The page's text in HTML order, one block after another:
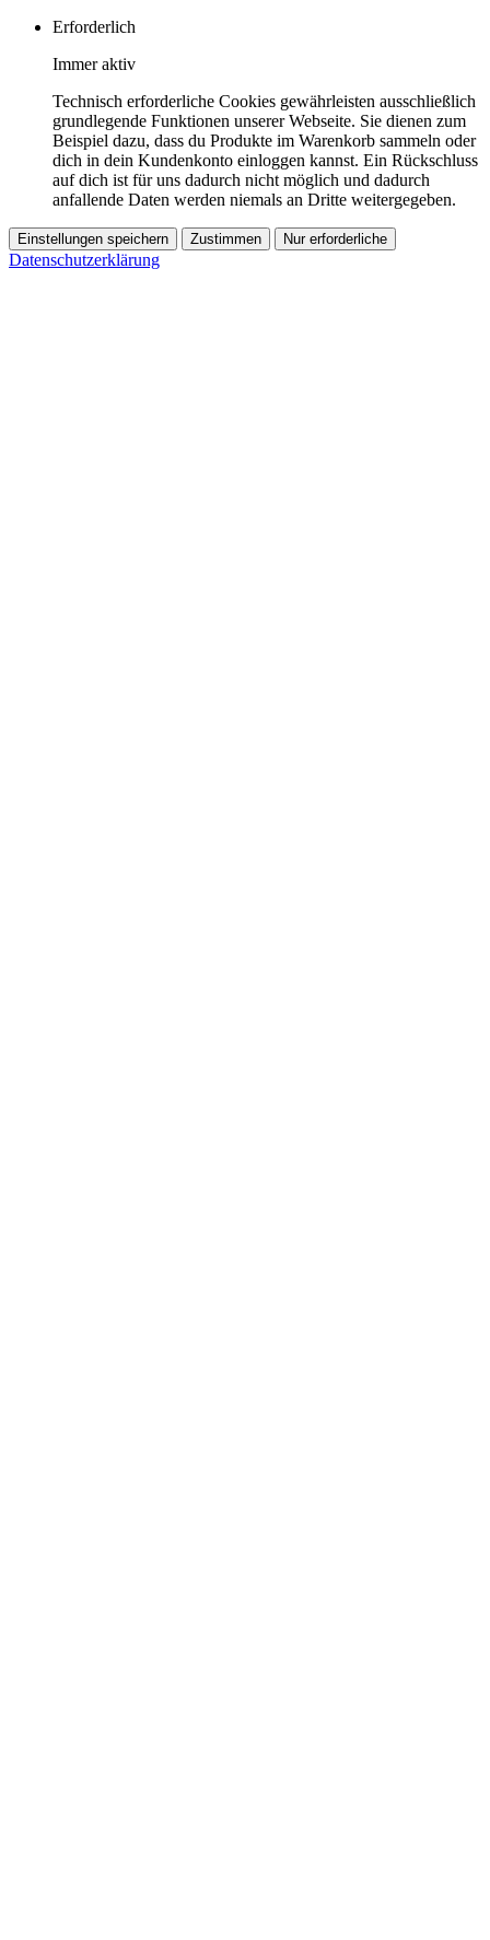
Erforderlich
Immer aktiv
Technisch erforderliche Cookies gewährleisten ausschließlich
grundlegende Funktionen unserer Webseite. Sie dienen zum
Beispiel dazu, dass du Produkte im Warenkorb sammeln oder
dich in dein Kundenkonto einloggen kannst. Ein Rückschluss
auf dich ist für uns dadurch nicht möglich und dadurch
anfallende Daten werden niemals an Dritte weitergegeben.
Einstellungen speichern Zustimmen Nur erforderliche
Datenschutzerklärung